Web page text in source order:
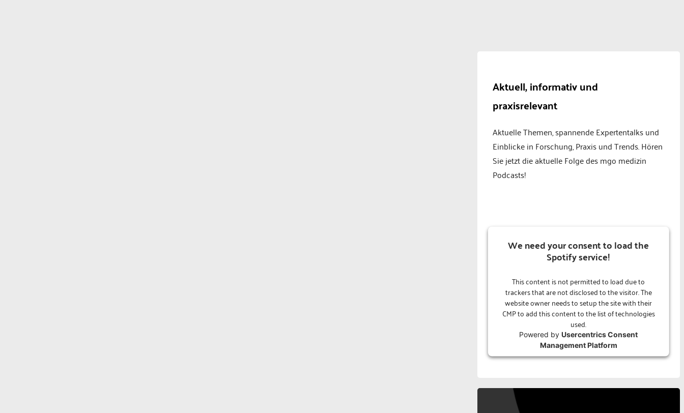
Aktuell, informativ und
praxisrelevant
Aktuelle Themen, spannende Expertentalks und
Einblicke in Forschung, Praxis und Trends. Hören
Sie jetzt die aktuelle Folge des mgo medizin
Podcasts!
We need your consent to load the
Spotify service!
This content is not permitted to load due to
trackers that are not disclosed to the visitor. The
website owner needs to setup the site with their
CMP to add this content to the list of technologies
used.
Powered byUsercentrics Consent
Management Platform